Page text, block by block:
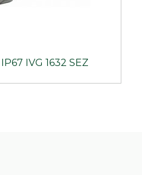
IVG 1632 SEZ